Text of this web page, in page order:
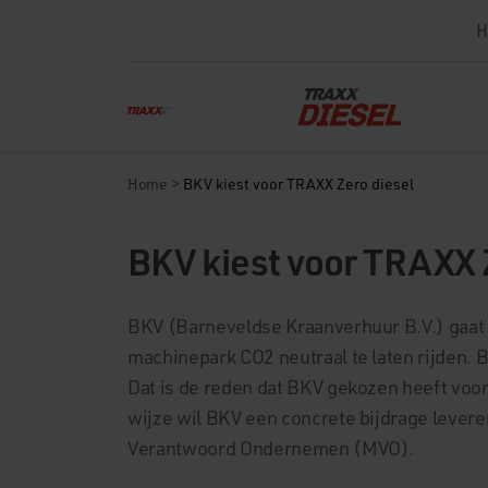
Home > BKV kiest voor TRAXX Zero diesel
BKV kiest voor
BKV (Barneveldse Kraanverhuur B.V.)
machinepark CO2 neutraal te laten rijden.
Dat is de reden dat BKV gekozen heeft
wijze wil BKV een concrete bijdrage
Verantwoord Ondernemen (MVO).